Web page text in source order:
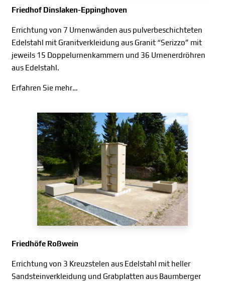
Friedhof Dinslaken-Eppinghoven
Errichtung von 7 Urnenwänden aus pulverbeschichteten
Edelstahl mit Granitverkleidung aus Granit “Serizzo” mit
jeweils 15 Doppelurnenkammern und 36 Urnenerdröhren
aus Edelstahl.
Erfahren Sie mehr…
Friedhöfe Roßwein
Errichtung von 3 Kreuzstelen aus Edelstahl mit heller
Sandsteinverkleidung und Grabplatten aus Baumberger